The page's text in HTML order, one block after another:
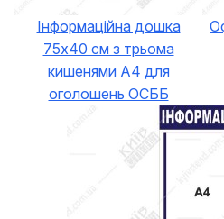
Інформаційна дошка
75х40 см з трьома
кишенями А4 для
оголошень ОСББ